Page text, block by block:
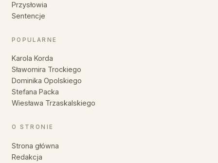
Przysłowia
Sentencje
POPULARNE
Karola Korda
Sławomira Trockiego
Dominika Opolskiego
Stefana Packa
Wiesława Trzaskalskiego
O STRONIE
Strona główna
Redakcja